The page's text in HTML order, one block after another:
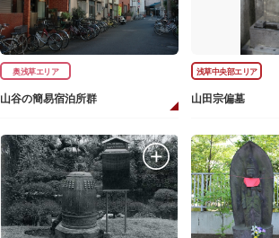
奥浅草エリア
山谷の簡易宿泊所群
浅草中央部エリア
山田宗偏墓